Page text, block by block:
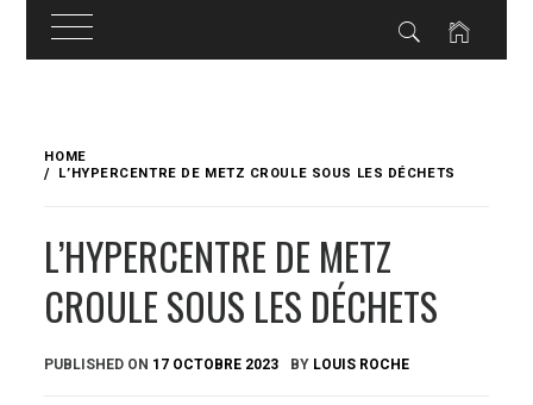
content
HOME
L’HYPERCENTRE DE METZ CROULE SOUS LES DÉCHETS
L’HYPERCENTRE DE METZ
CROULE SOUS LES DÉCHETS
PUBLISHED ON 17 OCTOBRE 2023 BY LOUIS ROCHE